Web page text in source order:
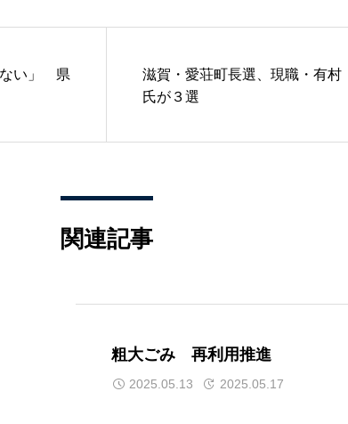
ない」 県
滋賀・愛荘町長選、現職・有村
氏が３選
関連記事
粗大ごみ 再利用推進
2025.05.13 2025.05.17